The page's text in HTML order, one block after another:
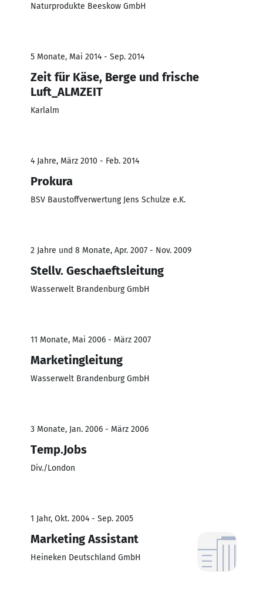
Naturprodukte Beeskow GmbH
5 Monate, Mai 2014 - Sep. 2014
Zeit für Käse, Berge und frische
Luft_ALMZEIT
Karlalm
4 Jahre, März 2010 - Feb. 2014
Prokura
BSV Baustoffverwertung Jens Schulze e.K.
2 Jahre und 8 Monate, Apr. 2007 - Nov. 2009
Stellv. Geschaeftsleitung
Wasserwelt Brandenburg GmbH
11 Monate, Mai 2006 - März 2007
Marketingleitung
Wasserwelt Brandenburg GmbH
3 Monate, Jan. 2006 - März 2006
Temp.Jobs
Div./London
1 Jahr, Okt. 2004 - Sep. 2005
Marketing Assistant
Heineken Deutschland GmbH